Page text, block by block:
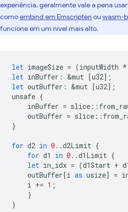
experiência, geralmente vale a pena
comoembind em Emscripten ou wasm-
funcione em um nível mais alto.
let imageSize = (inputWidth *
let inBuffer : &mut [u32];
let outBuffer : &mut [u32];
unsafe {
inBuffer = slice ::
outBuffer = slice ::
}
for d2 in 0. .d2Limit {
for d1 in 0. .d1Limit {
let in_idx = (d1Start +
outBuffer[i as usize] =
i += 1 ;
}
}